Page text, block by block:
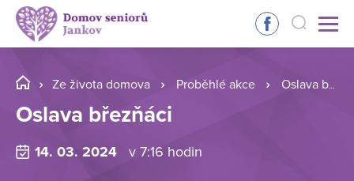
Ze života domova Proběhlé akce Oslava březňáci
Oslava březňáci
14. 03. 2024 v 7:16 hodin